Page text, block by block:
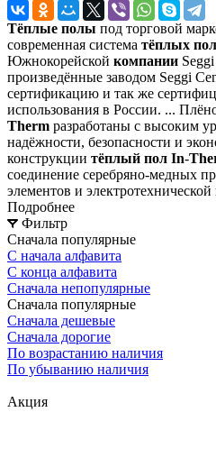
Тёплые полы под торговой
современная система тёплых
Южнокорейской компании
произведённые заводом Seggi
сертификацию и так же
использования в России. ...
Therm разработаны с высоким
надёжности, безопасности и
конструкции тёплый пол In-
соединение серебряно-медных
элементов и
Подробнее
Фильтр
Сначала популярные
С начала алфавита
С конца алфавита
Сначала непопулярные
Сначала популярные
Сначала дешевые
Сначала дорогие
По возрастанию наличия
По убыванию наличия
Акция